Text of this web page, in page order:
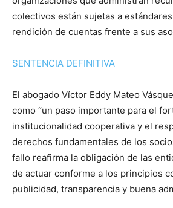
colectivos están sujetas a
rendición de cuentas frente a sus
SENTENCIA DEFINITIVA
El abogado Víctor Eddy Mateo
como “un paso importante para el
institucionalidad cooperativa y el
derechos fundamentales de los
fallo reafirma la obligación de las
de actuar conforme a los principios
publicidad, transparencia y buena